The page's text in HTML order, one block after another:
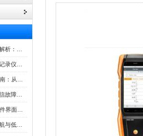
无线温度记录仪校准规范解析：从多点比对到不确定度评定的实操流程
报警功能详解：无线温度记录仪的阈值设定与通知机制
GL240温度记录仪操作指南：从开箱、接线到数据导出的标准化流程
无线温度记录仪常见的通信故障诊断与排除指南
GL980电压温度记录仪软件界面功能与使用技巧
日本图技记录仪的电池续航与低功耗模式适用场景分析